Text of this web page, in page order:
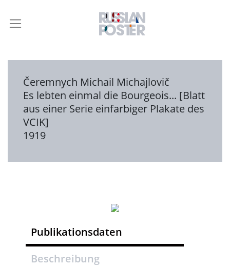
Čeremnych Michail Michajlovič
Es lebten einmal die Bourgeois... [Blatt
aus einer Serie einfarbiger Plakate des
VCIK]
1919
Publikationsdaten
Beschreibung